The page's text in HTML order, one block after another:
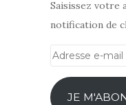
Saisissez votre
notification de
Adresse
mailJE